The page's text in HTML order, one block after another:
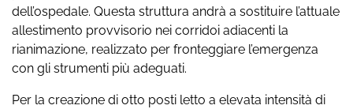
dell’ospedale. Questa struttura andrà a sostituire l’attuale
allestimento provvisorio nei corridoi adiacenti la
rianimazione, realizzato per fronteggiare l’emergenza
con gli strumenti più adeguati.
Per la creazione di otto posti letto a elevata intensità di